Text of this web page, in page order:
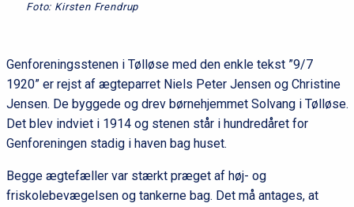
Foto: Kirsten Frendrup
Genforeningsstenen i Tølløse med den enkle tekst ”9/7
1920” er rejst af ægteparret Niels Peter Jensen og Christine
Jensen. De byggede og drev børnehjemmet Solvang i Tølløse.
Det blev indviet i 1914 og stenen står i hundredåret for
Genforeningen stadig i haven bag huset.
Begge ægtefæller var stærkt præget af høj- og
friskolebevægelsen og tankerne bag. Det må antages, at